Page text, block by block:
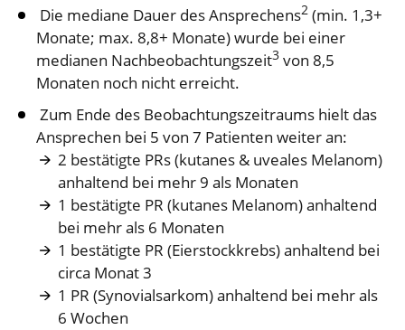
Die mediane Dauer des Ansprechens2 (min. 1,3+
Monate; max. 8,8+ Monate) wurde bei einer
medianen Nachbeobachtungszeit3 von 8,5
Monaten noch nicht erreicht.
Zum Ende des Beobachtungszeitraums hielt das
Ansprechen bei 5 von 7 Patienten weiter an:
2 bestätigte PRs (kutanes & uveales Melanom)
anhaltend bei mehr 9 als Monaten
1 bestätigte PR (kutanes Melanom) anhaltend
bei mehr als 6 Monaten
1 bestätigte PR (Eierstockkrebs) anhaltend bei
circa Monat 3
1 PR (Synovialsarkom) anhaltend bei mehr als
6 Wochen